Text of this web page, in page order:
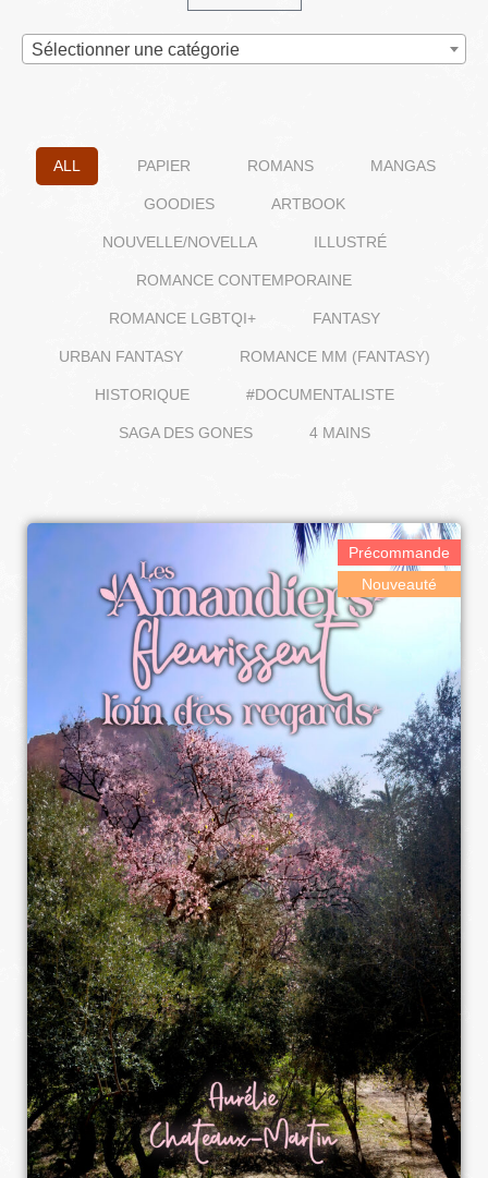
Sélectionner une catégorie
ALL PAPIER ROMANS MANGAS
GOODIES ARTBOOK
NOUVELLE/NOVELLA ILLUSTRÉ
ROMANCE CONTEMPORAINE
ROMANCE LGBTQI+ FANTASY
URBAN FANTASY ROMANCE MM (FANTASY)
HISTORIQUE #DOCUMENTALISTE
SAGA DES GONES 4 MAINS
Précommande
Nouveauté